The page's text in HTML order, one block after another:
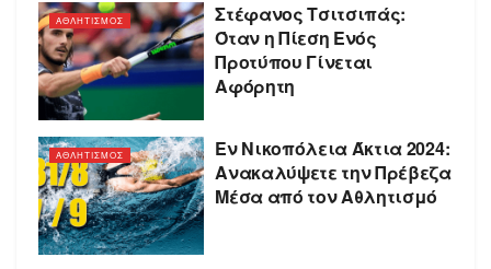
ΑΘΛΗΤΙΣΜΟΣ
Στέφανος Τσιτσιπάς:
Όταν η Πίεση Ενός
Προτύπου Γίνεται
Αφόρητη
ΑΘΛΗΤΙΣΜΟΣ
Εν Νικοπόλεια Άκτια 2024:
Ανακαλύψετε την Πρέβεζα
Μέσα από τον Αθλητισμό